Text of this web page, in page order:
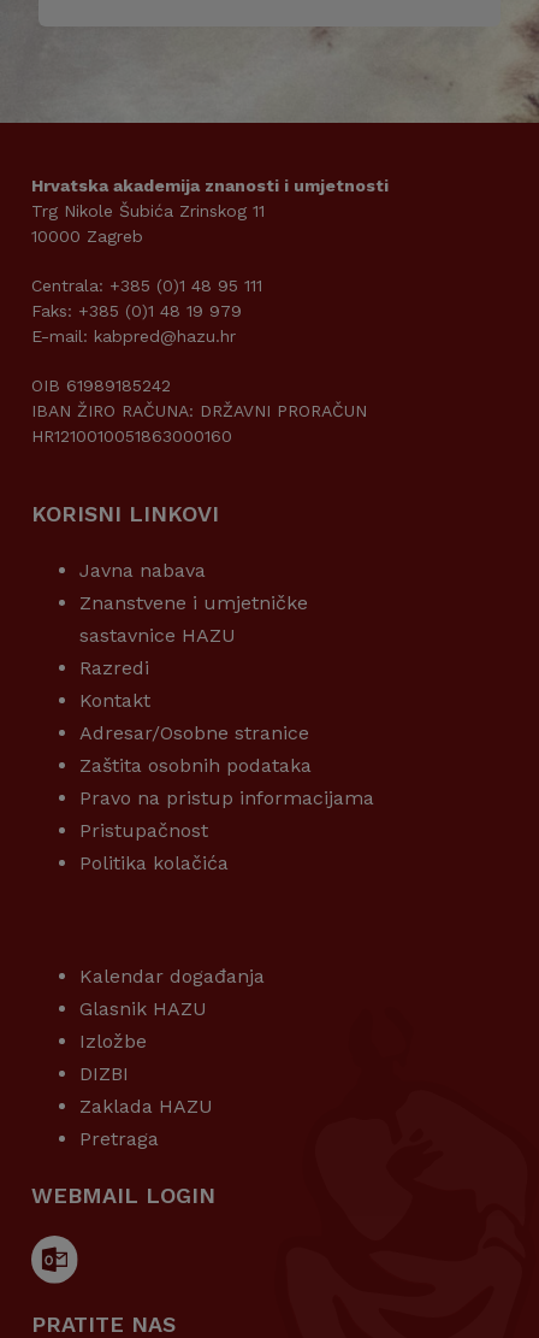
Hrvatska akademija znanosti i umjetnosti
Trg Nikole Šubića Zrinskog 11
10000 Zagreb
Centrala: +385 (0)1 48 95 111
Faks: +385 (0)1 48 19 979
E-mail: kabpred@hazu.hr
OIB 61989185242
IBAN ŽIRO RAČUNA: DRŽAVNI PRORAČUN
HR1210010051863000160
KORISNI LINKOVI
Javna nabava
Znanstvene i umjetničke
sastavnice HAZU
Razredi
Kontakt
Adresar/Osobne stranice
Zaštita osobnih podataka
Pravo na pristup informacijama
Pristupačnost
Politika kolačića
Kalendar događanja
Glasnik HAZU
Izložbe
DIZBI
Zaklada HAZU
Pretraga
WEBMAIL LOGIN
PRATITE NAS